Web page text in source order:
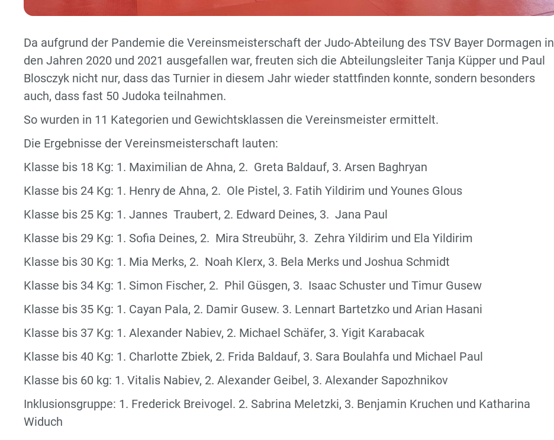
Da aufgrund der Pandemie die Vereinsmeisterschaft der Judo-Abteilung des TSV Bayer Dormagen in
den Jahren 2020 und 2021 ausgefallen war, freuten sich die Abteilungsleiter Tanja Küpper und Paul
Blosczyk nicht nur, dass das Turnier in diesem Jahr wieder stattfinden konnte, sondern besonders
auch, dass fast 50 Judoka teilnahmen.
So wurden in 11 Kategorien und Gewichtsklassen die Vereinsmeister ermittelt.
Die Ergebnisse der Vereinsmeisterschaft lauten:
Klasse bis 18 Kg: 1. Maximilian de Ahna, 2. Greta Baldauf, 3. Arsen Baghryan
Klasse bis 24 Kg: 1. Henry de Ahna, 2. Ole Pistel, 3. Fatih Yildirim und Younes Glous
Klasse bis 25 Kg: 1. Jannes Traubert, 2. Edward Deines, 3. Jana Paul
Klasse bis 29 Kg: 1. Sofia Deines, 2. Mira Streubühr, 3. Zehra Yildirim und Ela Yildirim
Klasse bis 30 Kg: 1. Mia Merks, 2. Noah Klerx, 3. Bela Merks und Joshua Schmidt
Klasse bis 34 Kg: 1. Simon Fischer, 2. Phil Güsgen, 3. Isaac Schuster und Timur Gusew
Klasse bis 35 Kg: 1. Cayan Pala, 2. Damir Gusew. 3. Lennart Bartetzko und Arian Hasani
Klasse bis 37 Kg: 1. Alexander Nabiev, 2. Michael Schäfer, 3. Yigit Karabacak
Klasse bis 40 Kg: 1. Charlotte Zbiek, 2. Frida Baldauf, 3. Sara Boulahfa und Michael Paul
Klasse bis 60 kg: 1. Vitalis Nabiev, 2. Alexander Geibel, 3. Alexander Sapozhnikov
Inklusionsgruppe: 1. Frederick Breivogel. 2. Sabrina Meletzki, 3. Benjamin Kruchen und Katharina
Widuch